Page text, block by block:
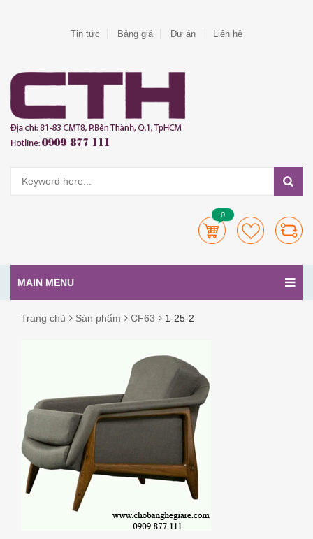
Tin tức Bảng giá Dự án Liên hệ
0
MAIN MENU
Trang chủ Sản phẩm CF63 1-25-2
2